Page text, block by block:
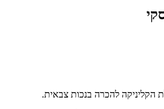
הקליניקה להכרה בנכות צבאית.